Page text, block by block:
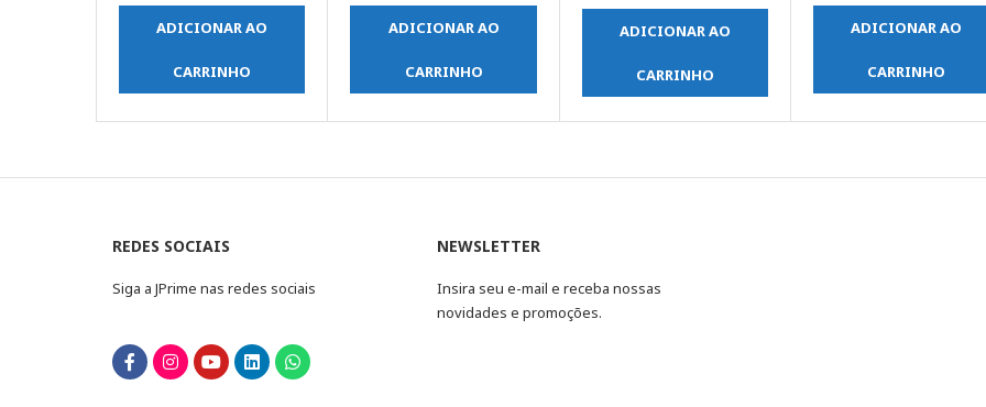
ADICIONAR AO
CARRINHO
ADICIONAR AO
CARRINHO
ADICIONAR AO
CARRINHO
ADICIONAR AO
CARRINHO
REDES SOCIAIS
Siga a JPrime nas redes sociais
NEWSLETTER
Insira seu e-mail e receba nossas
novidades e promoções.